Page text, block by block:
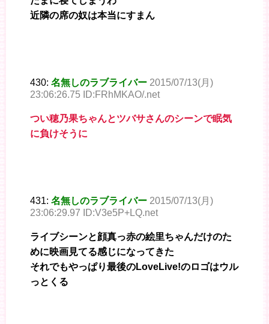
近隣の席の奴は本当にすまん
430: 名無しのラブライバー 2015/07/13(月)
23:06:26.75 ID:FRhMKAO/.net
つい穂乃果ちゃんとツバサさんのシーンで眠気
に負けそうに
431: 名無しのラブライバー 2015/07/13(月)
23:06:29.97 ID:V3e5P+LQ.net
ライブシーンと顔真っ赤の絵里ちゃんだけのた
めに映画見てる感じになってきた
それでもやっぱり最後のLoveLive!のロゴはウル
っとくる